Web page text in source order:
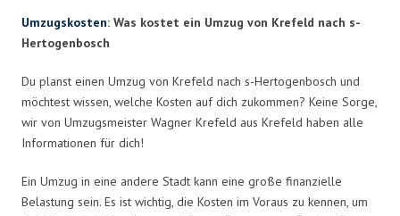
Umzugskosten: Was kostet ein Umzug von Krefeld nach s-
Hertogenbosch
Du planst einen Umzug von Krefeld nach s-Hertogenbosch und
möchtest wissen, welche Kosten auf dich zukommen? Keine Sorge,
wir von Umzugsmeister Wagner Krefeld aus Krefeld haben alle
Informationen für dich!
Ein Umzug in eine andere Stadt kann eine große finanzielle
Belastung sein. Es ist wichtig, die Kosten im Voraus zu kennen, um